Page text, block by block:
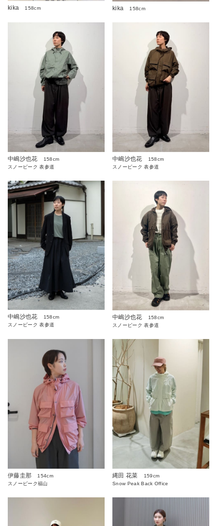
kika 158cm kika 158cm
中嶋沙也花
158cm
スノーピーク 表参道
中嶋沙也花
158cm
スノーピーク 表参道
中嶋沙也花
158cm
スノーピーク 表参道
中嶋沙也花
158cm
スノーピーク 表参道
伊藤圭那
154cm
スノーピーク福山
縄田 花菜
159cm
Snow Peak Back Office